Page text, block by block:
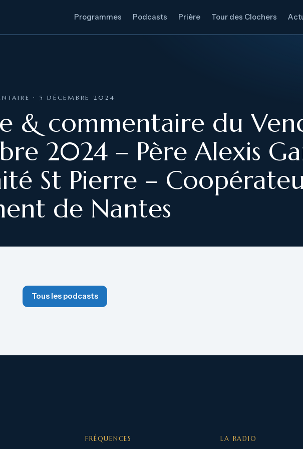
Programmes Podcasts Prière Tour des Clochers
· 5 DÉCEMBRE 2024
& commentaire du
2024 – Père Alexis
St Pierre –
de Nantes
Tous les podcasts
FRÉQUENCES LA RADIO